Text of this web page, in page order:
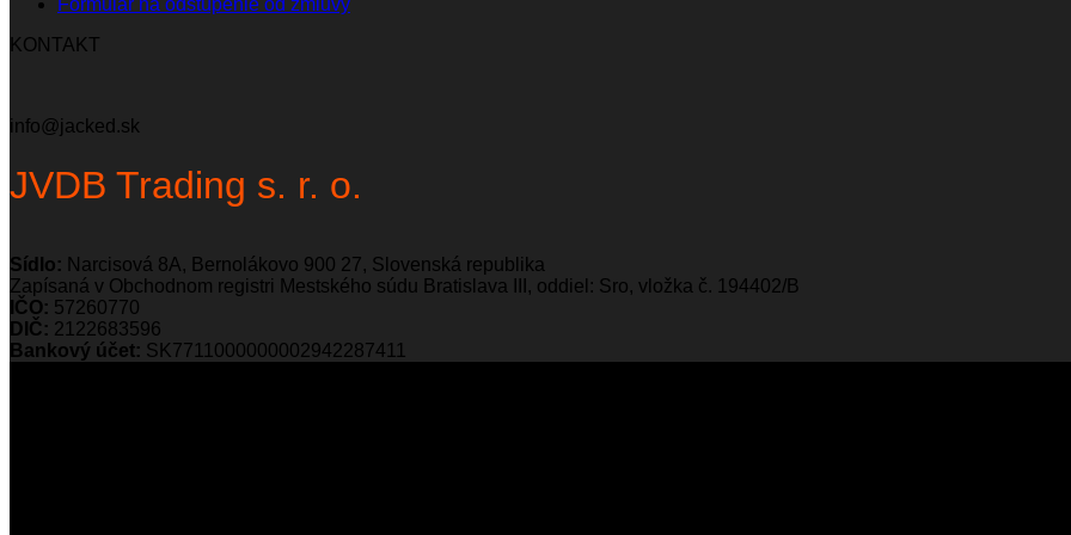
Formulár na odstúpenie od zmluvy
KONTAKT
info@jacked.sk
JVDB Trading s. r. o.
Sídlo: Narcisová 8A, Bernolákovo 900 27, Slovenská republika
Zapísaná v Obchodnom registri Mestského súdu Bratislava III, oddiel: Sro, vložka č. 194402/B
IČO: 57260770
DIČ: 2122683596
Bankový účet: SK7711000000002942287411